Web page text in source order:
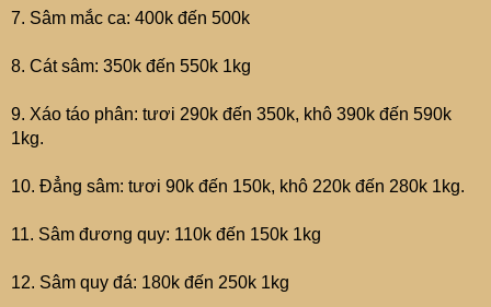
7. Sâm mắc ca: 400k đến 500k
8. Cát sâm: 350k đến 550k 1kg
9. Xáo táo phân: tươi 290k đến 350k, khô 390k đến 590k
1kg.
10. Đẳng sâm: tươi 90k đến 150k, khô 220k đến 280k 1kg.
11. Sâm đương quy: 110k đến 150k 1kg
12. Sâm quy đá: 180k đến 250k 1kg